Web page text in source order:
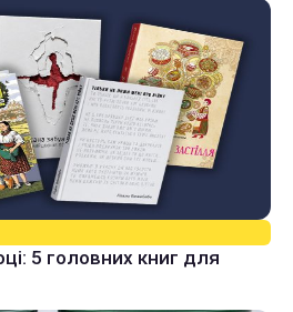
5 головних книг для